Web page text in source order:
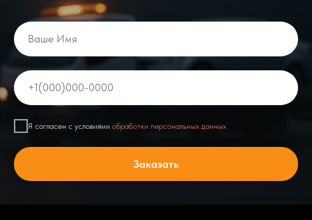
Ваше Имя
+1(000)000-0000
Я согласен с условиями обработки персональных данных
Заказать